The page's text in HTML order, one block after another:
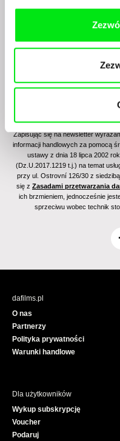
Zapisując się na newsletter
informacji handlowych za pomocą
ustawy z dnia 18 lipca 2002
(Dz.U.2017.1219 t.j.) na temat
przy ul. Ostrovní 126/30 z
się z Zasadami przetwarzania
ich brzmieniem, jednocześnie
sprzeciwu wobec technik
dafilms.pl
O nas
Partnerzy
Polityka prywatności
Warunki handlowe
Dla użytkowników
Wykup subskrypcję
Voucher
Podaruj